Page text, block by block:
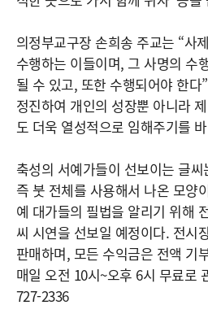
의정부교구장 손희송 주교는 “사
수행하는 이들이며, 그 사명의 수
될 수 있고, 또한 수행되어야 한다
정진하여 개인의 성장뿐 아니라
도 더욱 열성적으로 임해주기를
축성의 서예가들이 선보이는 글
즉 붓 전체를 사용해서 나온 모양
예 대가들의 필법을 알리기 위해
씨 시연을 선보일 예정이다. 전시
판매하며, 모든 수익금은 전액 기
매일 오전 10시~오후 6시 무료로
727-2336